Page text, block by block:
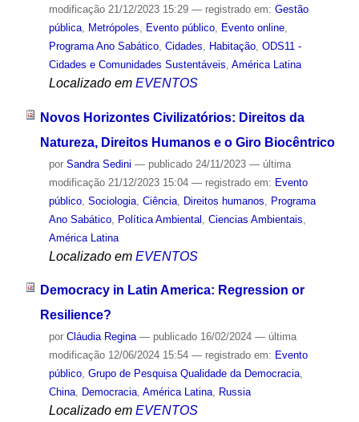
modificação21/12/2023 15:29 — registrado em: Gestão
pública, Metrópoles Evento público, Evento online,
Programa Ano Sabático, Cidades Habitação, ODS11 -
Cidades e Comunidades Sustentáveis América Latina
Localizado em EVENTOS
Novos Horizontes Civilizatórios: Direitos da
Natureza, Direitos Humanos e o Giro Biocêntrico
por Sandra Sedini — publicado24/11/2023 — última
modificação21/12/2023 15:04 — registrado em: Evento
público, Sociologia, Ciência, Direitos humanos
Programa
Ano Sabático, Política Ambiental Ciencias Ambientais
América Latina
Localizado em EVENTOS
Democracy in Latin America: Regression or
Resilience?
por Cláudia Regina — publicado16/02/2024 — última
modificação12/06/2024 15:54 — registrado em: Evento
público, Grupo de Pesquisa Qualidade da Democracia,
China, Democracia, América Latina, Russia
Localizado em EVENTOS